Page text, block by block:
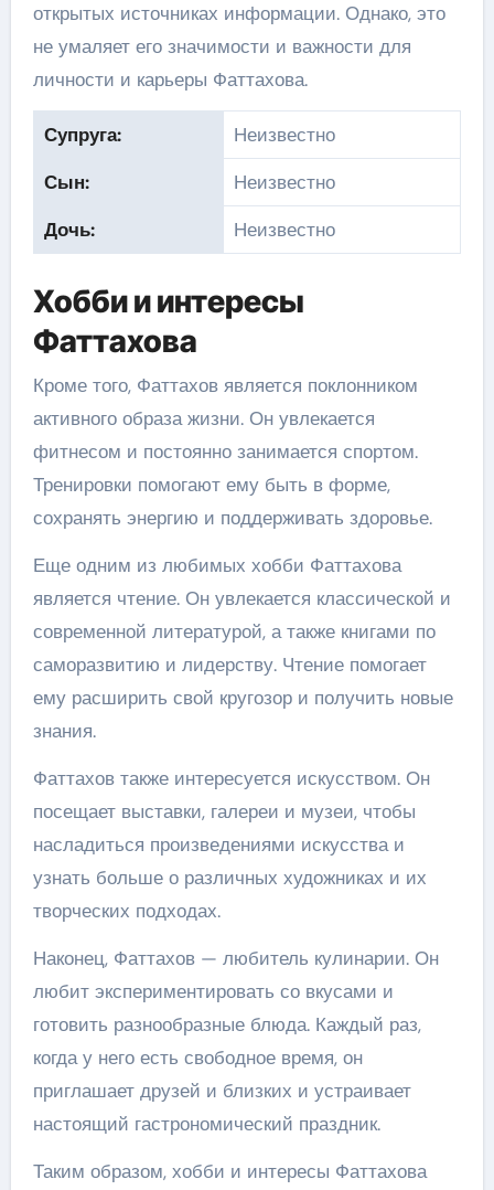
открытых источниках информации. Однако, это
не умаляет его значимости и важности для
личности и карьеры Фаттахова.
Супруга:
Неизвестно
Сын:
Неизвестно
Дочь:
Неизвестно
Хобби и интересы
Фаттахова
Кроме того, Фаттахов является поклонником
активного образа жизни. Он увлекается
фитнесом и постоянно занимается спортом.
Тренировки помогают ему быть в форме,
сохранять энергию и поддерживать здоровье.
Еще одним из любимых хобби Фаттахова
является чтение. Он увлекается классической и
современной литературой, а также книгами по
саморазвитию и лидерству. Чтение помогает
ему расширить свой кругозор и получить новые
знания.
Фаттахов также интересуется искусством. Он
посещает выставки, галереи и музеи, чтобы
насладиться произведениями искусства и
узнать больше о различных художниках и их
творческих подходах.
Наконец, Фаттахов — любитель кулинарии. Он
любит экспериментировать со вкусами и
готовить разнообразные блюда. Каждый раз,
когда у него есть свободное время, он
приглашает друзей и близких и устраивает
настоящий гастрономический праздник.
Таким образом, хобби и интересы Фаттахова